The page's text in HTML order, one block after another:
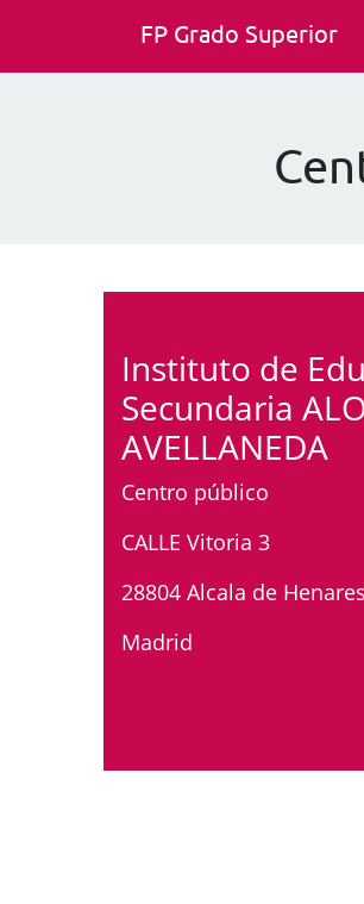
FP Grado Superior
Instituto de
Secundaria
AVELLANEDA
Centro público
CALLE Vitoria 3
28804 Alcala de Henares
Madrid